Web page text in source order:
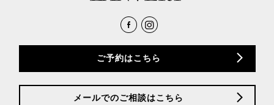
ご予約はこちら
メールでのご相談はこちら